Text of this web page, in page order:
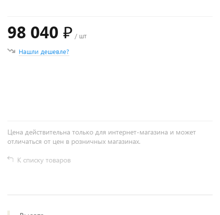
98 040 ₽ / шт
Нашли дешевле?
Цена действительна только для интернет-магазина и может
отличаться от цен в розничных магазинах.
К списку товаров